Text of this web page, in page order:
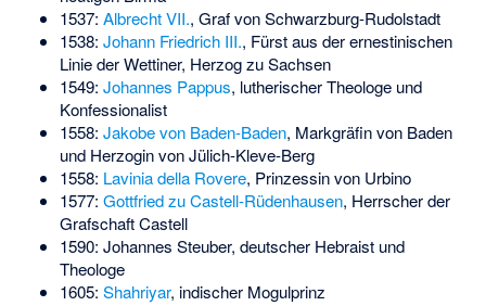
1537: Albrecht VII., Graf von Schwarzburg-Rudolstadt
1538: Johann Friedrich III., Fürst aus der ernestinischen
Linie der Wettiner, Herzog zu Sachsen
1549: Johannes Pappus, lutherischer Theologe und
Konfessionalist
1558: Jakobe von Baden-Baden, Markgräfin von Baden
und Herzogin von Jülich-Kleve-Berg
1558: Lavinia della Rovere, Prinzessin von Urbino
1577: Gottfried zu Castell-Rüdenhausen, Herrscher der
Grafschaft Castell
1590: Johannes Steuber, deutscher Hebraist und
Theologe
1605: Shahriyar, indischer Mogulprinz